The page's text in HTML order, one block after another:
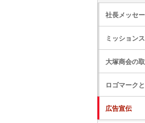
社長メッセ
ミッション
大塚商会の
ロゴマーク
広告宣伝